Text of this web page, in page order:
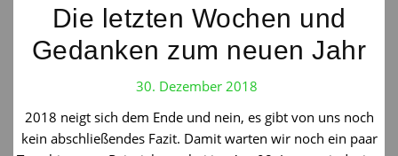
Die letzten Wochen und
Gedanken zum neuen Jahr
30. Dezember 2018
2018 neigt sich dem Ende und nein, es gibt von uns noch
kein abschließendes Fazit. Damit warten wir noch ein paar